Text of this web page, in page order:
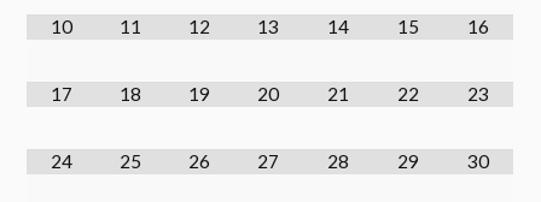
10 11 12 13 14 15 16
17 18 19 20 21 22 23
24 25 26 27 28 29 30